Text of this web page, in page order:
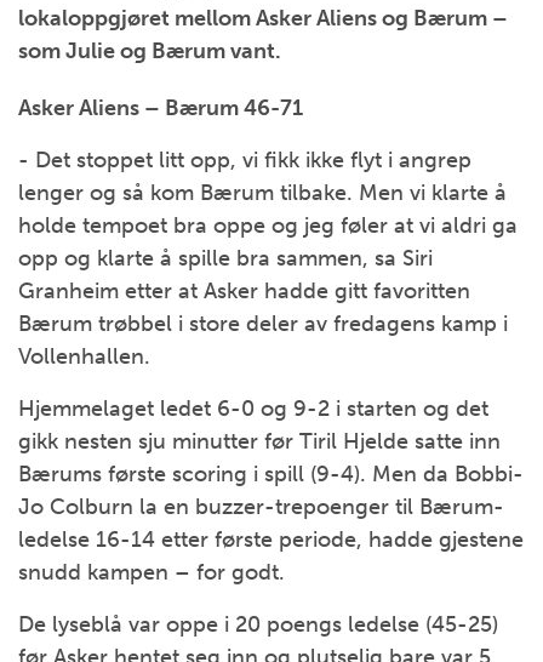
lokaloppgjøret mellom Asker Aliens og Bærum –
som Julie og Bærum vant.
Asker Aliens – Bærum 46-71
- Det stoppet litt opp, vi fikk ikke flyt i angrep
lenger og så kom Bærum tilbake. Men vi klarte å
holde tempoet bra oppe og jeg føler at vi aldri ga
opp og klarte å spille bra sammen, sa Siri
Granheim etter at Asker hadde gitt favoritten
Bærum trøbbel i store deler av fredagens kamp i
Vollenhallen.
Hjemmelaget ledet 6-0 og 9-2 i starten og det
gikk nesten sju minutter før Tiril Hjelde satte inn
Bærums første scoring i spill (9-4). Men da Bobbi-
Jo Colburn la en buzzer-trepoenger til Bærum-
ledelse 16-14 etter første periode, hadde gjestene
snudd kampen – for godt.
De lyseblå var oppe i 20 poengs ledelse (45-25)